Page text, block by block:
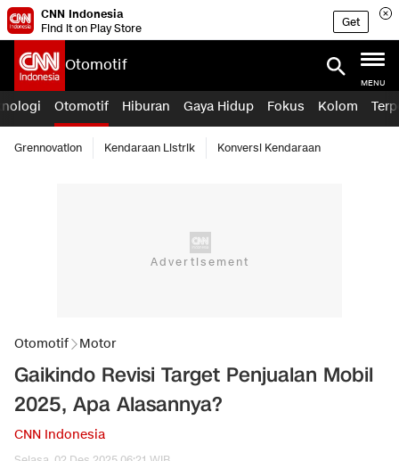
CNN Indonesia
Find it on Play Store
Get
Otomotif
MENU
Otomotif Hiburan Gaya Hidup Fokus Kolom
Grennovation Kendaraan Listrik Konversi Kendaraan
Otomotif Motor
Gaikindo Revisi Target Penjualan Mobil
2025, Apa Alasannya?
CNN Indonesia